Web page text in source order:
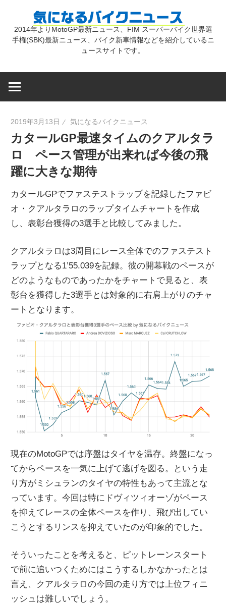
気
バ
ク
ニ
ュ
ス
2014年よりMotoGP最新ニュース、FIM スーパーバイク世界選
手権(SBK)最新ニュース、バイク新車情報などを紹介しているニ
ュースサイトです。
2019年3月13日 気になるバイクニュース
カタールGP最速タイムのクアルタラ
ロ ペース管理が出来れば今後の飛
躍に大きな期待
カタールGPでファステストラップを記録したファビ
オ・クアルタラロのラップタイムチャートを作成
し、表彰台獲得の3選手と比較してみました。
クアルタラロは3周目にレース全体でのファステスト
ラップとなる1’55.039を記録。彼の開幕戦のペースが
どのようなものであったかをチャートで見ると、表
彰台を獲得した3選手とは対象的に右肩上がりのチャ
ートとなります。
現在のMotoGPでは序盤はタイヤを温存。終盤になっ
てからペースを一気に上げて逃げを図る。という走
り方がミシュランのタイヤの特性もあって主流とな
っています。今回は特にドヴィツィオーゾがペース
を抑えてレースの全体ペースを作り、飛び出してい
こうとするリンスを抑えていたのが印象的でした。
そういったことを考えると、ピットレーンスタート
で前に追いつくためにはこうするしかなかったとは
言え、クアルタラロの今回の走り方では上位フィニ
ッシュは難しいでしょう。